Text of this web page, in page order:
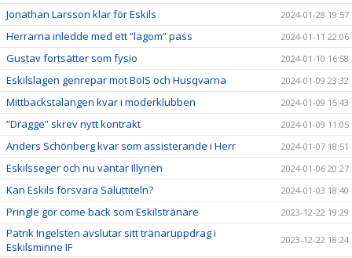
Jonathan Larsson klar för Eskils 2024-01-28 19:57
Herrarna inledde med ett ”lagom” pass 2024-01-11 22:06
Gustav fortsätter som fysio 2024-01-10 16:58
Eskilslagen genrepar mot BoIS och Husqvarna 2024-01-09 23:32
Mittbackstalangen kvar i moderklubben 2024-01-09 15:43
”Dragge” skrev nytt kontrakt 2024-01-09 11:05
Anders Schönberg kvar som assisterande i Herr 2024-01-07 18:51
Eskilsseger och nu väntar Illyrien 2024-01-06 20:27
Kan Eskils försvara Saluttiteln? 2024-01-03 18:40
Pringle gör come back som Eskilstränare 2023-12-22 19:29
Patrik Ingelsten avslutar sitt tränaruppdrag i
Eskilsminne IF
2023-12-22 18:24